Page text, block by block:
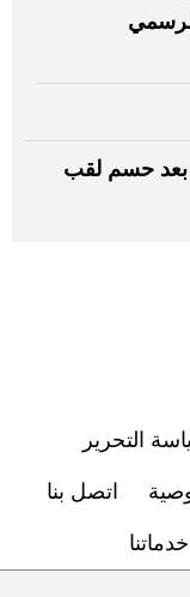
بعد حسم لقب
التحرير
اتصل بنا
خدماتنا